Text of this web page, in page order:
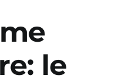
le